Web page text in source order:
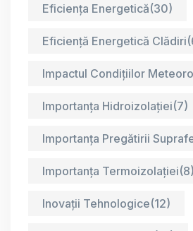
Eficiența Energetică(30)
Eficiență Energetică Clădiri
Impactul Condițiilor
Importanța Hidroizolației(7)
Importanța Pregătirii
Importanța Termoizolației(8)
Inovații Tehnologice(12)